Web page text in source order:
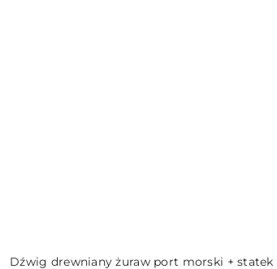
Dźwig drewniany żuraw port morski + statek